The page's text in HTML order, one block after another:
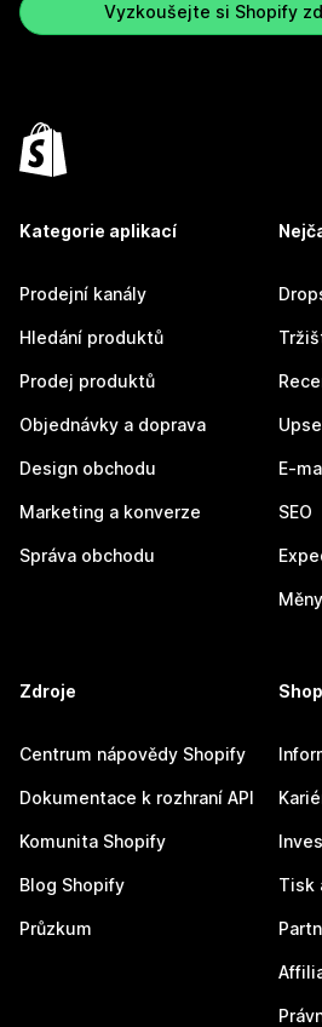
Vyzkoušejte si Shopify
Kategorie aplikací
Prodejní kanály
Hledání produktů
Prodej produktů
Objednávky a doprava
Design obchodu
Marketing a konverze
Správa obchodu
E-
SEO
Zdroje
Centrum nápovědy Shopify
Dokumentace k rozhraní API
Komunita Shopify
Blog Shopify
Průzkum
Tisk